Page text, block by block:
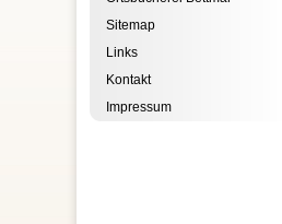
Sitemap
Links
Kontakt
Impressum